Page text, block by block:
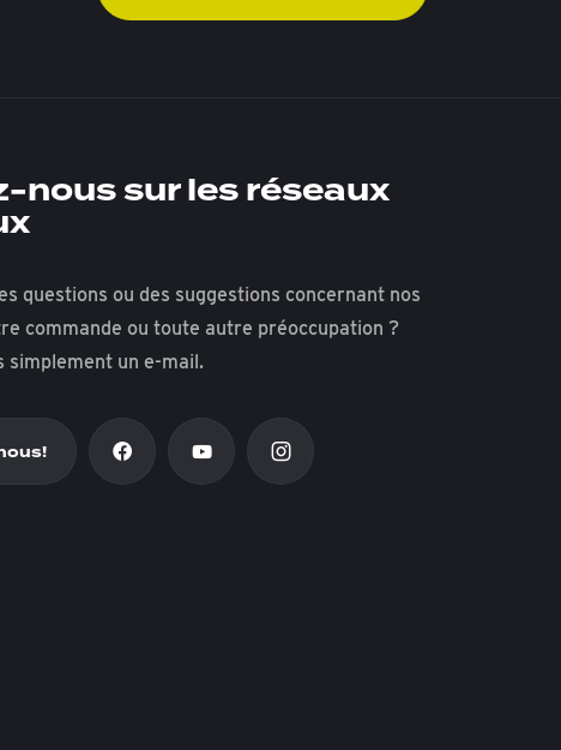
nous sur les réseaux
questions ou des suggestions concernant nos
commande ou toute autre préoccupation ?
simplement un e-mail.